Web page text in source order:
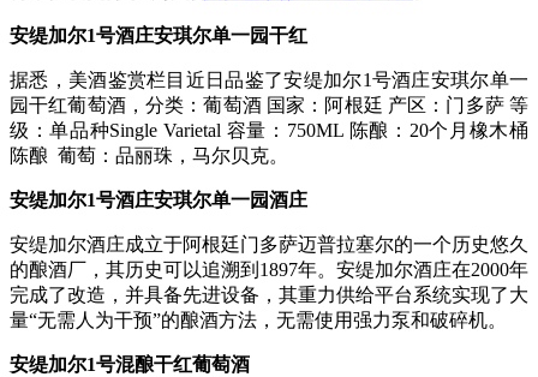
安缇加尔1号酒庄安琪尔单一园干红
据悉，美酒鉴赏栏目近日品鉴了安缇加尔1号酒庄安琪尔单一
园干红葡萄酒，分类：葡萄酒 国家：阿根廷 产区：门多萨 等
级：单品种Single Varietal 容量：750ML 陈酿：20个月橡木桶
陈酿 葡萄：品丽珠，马尔贝克。
安缇加尔1号酒庄安琪尔单一园酒庄
安缇加尔酒庄成立于阿根廷门多萨迈普拉塞尔的一个历史悠久
的酿酒厂，其历史可以追溯到1897年。安缇加尔酒庄在2000年
完成了改造，并具备先进设备，其重力供给平台系统实现了大
量“无需人为干预”的酿酒方法，无需使用强力泵和破碎机。
安缇加尔1号混酿干红葡萄酒